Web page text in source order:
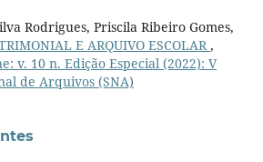
Rodrigues, Priscila Ribeiro Gomes,
E ARQUIVO ESCOLAR,
v. 10 n. Edição Especial (2022): V
de Arquivos (SNA)